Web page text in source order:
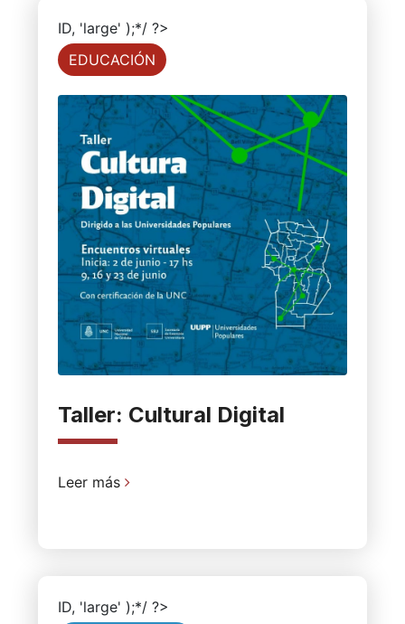
ID, 'large' );*/ ?>
EDUCACIÓN
Taller: Cultural Digital
Leer más
ID, 'large' );*/ ?>